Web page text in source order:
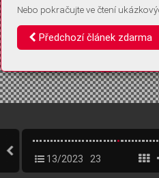
13/2023 23
Nebo pokračujte ve čtení
Předchozí článek zdarma